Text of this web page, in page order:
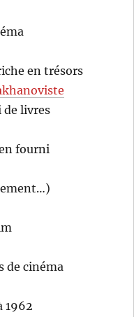
en trésors
de livres
fourni
de cinéma
1962